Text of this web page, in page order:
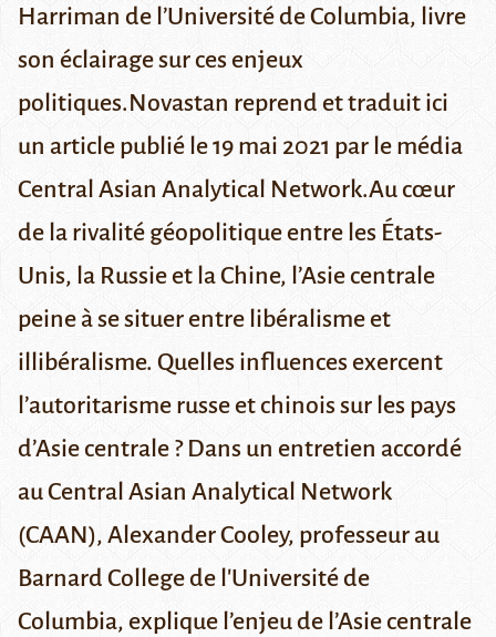
Harriman de l’Université de Columbia, livre
son éclairage sur ces enjeux
politiques.Novastan reprend et traduit ici
un article publié le 19 mai 2021 par le média
Central Asian Analytical Network.Au cœur
de la rivalité géopolitique entre les États-
Unis, la Russie et la Chine, l’Asie centrale
peine à se situer entre libéralisme et
illibéralisme. Quelles influences exercent
l’autoritarisme russe et chinois sur les pays
d’Asie centrale ? Dans un entretien accordé
au Central Asian Analytical Network
(CAAN), Alexander Cooley, professeur au
Barnard College de l'Université de
Columbia, explique l’enjeu de l’Asie centrale